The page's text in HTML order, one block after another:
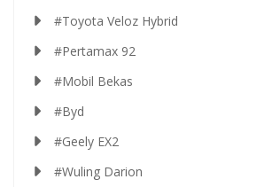
#Toyota Veloz Hybrid
#Pertamax 92
#Mobil Bekas
#Byd
#Geely EX2
#Wuling Darion